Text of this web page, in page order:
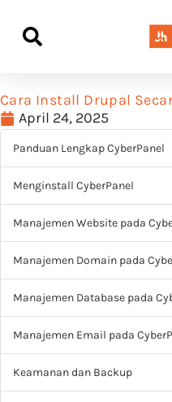
Cara Install Drupal
April 24, 2025
Panduan Lengkap CyberPanel
Menginstall CyberPanel
Manajemen Website pada
Manajemen Domain pada
Manajemen Database pada
Manajemen Email pada
Keamanan dan Backup